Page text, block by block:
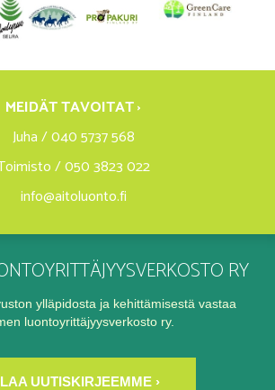
MEIDÄT TAVOITAT ›
Juha / 040 5737 568
/ 050 3823 022
info@aitoluonto.fi
RY
ylläpidosta ja kehittämisestä vastaa
luontoyrittäjyysverkosto ry.
UUTISKIRJEEMME ›